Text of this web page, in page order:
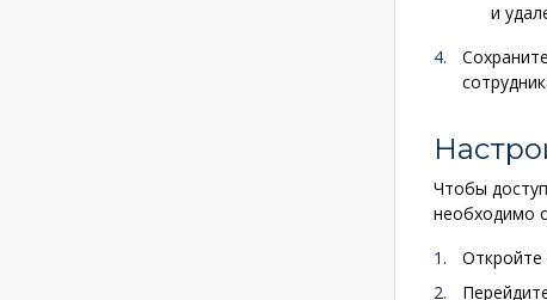
и
Чтобы
необходимо
Откройте